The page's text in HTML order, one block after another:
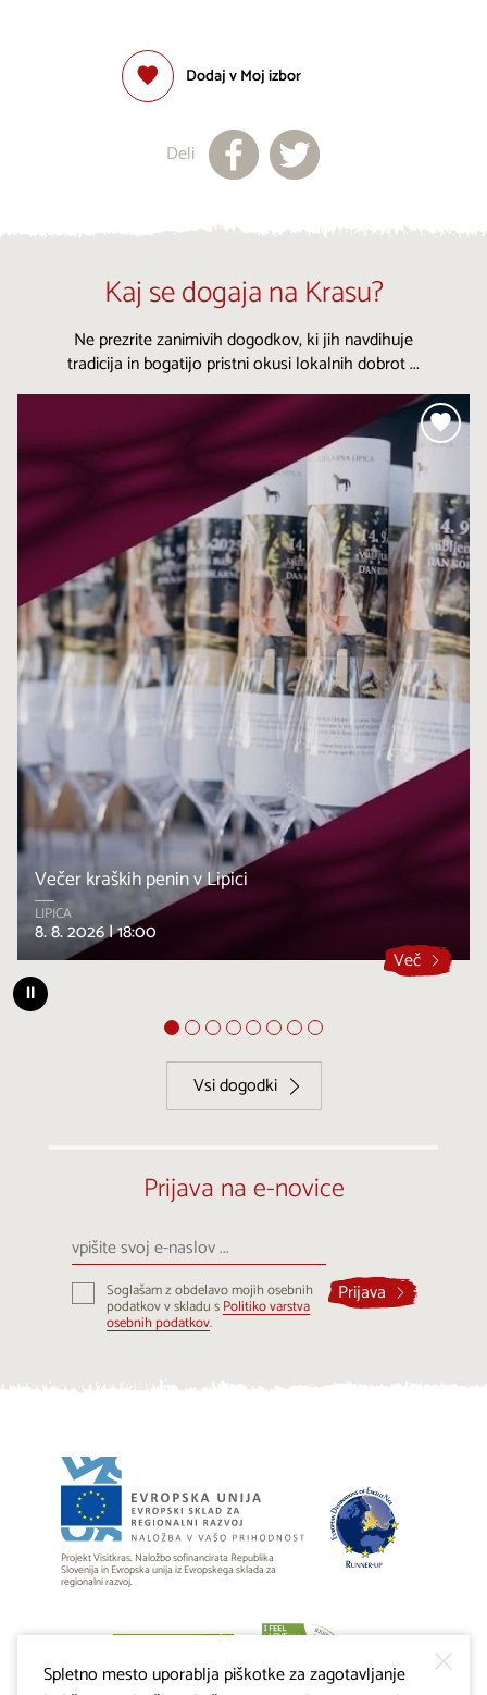
Dodaj v Moj izbor
Deli
Kaj se dogaja na Krasu?
Ne prezrite zanimivih dogodkov, ki jih navdihuje
tradicija in bogatijo pristni okusi lokalnih dobrot ...
Večer kraških penin v Lipici
LIPICA
8. 8. 2026 |18:00
Več
⏸
Vsi dogodki
Prijava na e-novice
vpišite
svoj
e-
naslovSoglašam z obdelavo mojih osebnih
podatkov v skladu sPolitiko varstva
osebnih podatkov.
Prijava
Projekt Visitkras. Naložbo sofinancirata Republika
Slovenija in Evropska unija iz Evropskega sklada za
regionalni razvoj.
Spletno mesto uporablja piškotke za zagotavljanje